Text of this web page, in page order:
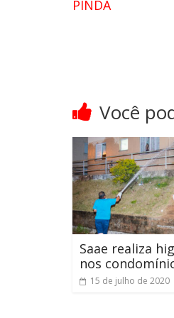
PINDA
Você
Saae realiza
nos
15 de julho de 2020